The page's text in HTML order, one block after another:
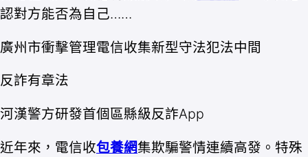
認對方能否為自己……
廣州市衝擊管理電信收集新型守法犯法中間
反詐有章法
河漢警方研發首個區縣級反詐App
近年來，電信收包養網集欺騙警情連續高發。特殊